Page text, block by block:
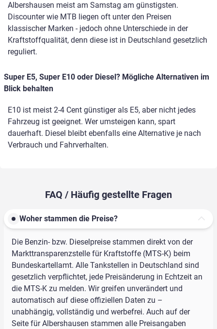
Albershausen meist am Samstag am günstigsten.
Discounter wie MTB liegen oft unter den Preisen
klassischer Marken - jedoch ohne Unterschiede in der
Kraftstoffqualität, denn diese ist in Deutschland gesetzlich
reguliert.
Super E5, Super E10 oder Diesel? Mögliche Alternativen im
Blick behalten
E10 ist meist 2-4 Cent günstiger als E5, aber nicht jedes
Fahrzeug ist geeignet. Wer umsteigen kann, spart
dauerhaft. Diesel bleibt ebenfalls eine Alternative je nach
Verbrauch und Fahrverhalten.
FAQ / Häufig gestellte Fragen
Woher stammen die Preise?
Die Benzin- bzw. Dieselpreise stammen direkt von der
Markttransparenzstelle für Kraftstoffe (MTS-K) beim
Bundeskartellamt. Alle Tankstellen in Deutschland sind
gesetzlich verpflichtet, jede Preisänderung in Echtzeit an
die MTS-K zu melden. Wir greifen unverändert und
automatisch auf diese offiziellen Daten zu –
unabhängig, vollständig und werbefrei. Auch auf der
Seite für Albershausen stammen alle Preisangaben